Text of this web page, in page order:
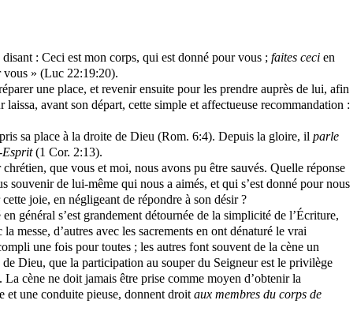
: Ceci est mon corps, qui est donné pour vous ; faites cecien
vous » (Luc 22:19:20).
une place, et revenir ensuite pour les prendre auprès de lui, afin
avant son départ, cette simple et affectueuse recommandation :
sa place à la droite de Dieu (Rom. 6:4). Depuis la gloire, il parle
Esprit(1 Cor. 2:13).
que vous et moi, nous avons pu être sauvés. Quelle réponse
souvenir de lui-même qui nous a aimés, et qui s’est donné pour nous
joie, en négligeant de répondre à son désir ?
général s’est grandement détournée de la simplicité de l’Écriture,
messe, d’autres avec les sacrements en ont dénaturé le vrai
une fois pour toutes ; les autres font souvent de la cène un
Dieu, que la participation au souper du Seigneur est le privilège
cène ne doit jamais être prise comme moyen d’obtenir la
et une conduite pieuse, donnent droit aux membres du corps de